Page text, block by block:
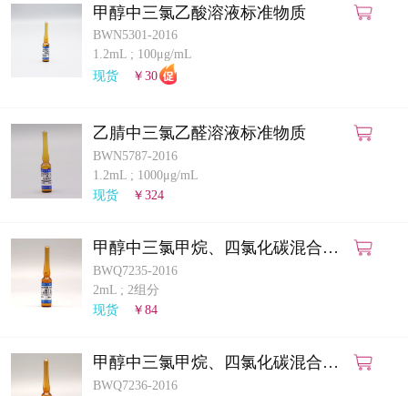
甲醇中三氯乙酸溶液标准物质
BWN5301-2016
1.2mL ; 100μg/mL
现货
￥30
乙腈中三氯乙醛溶液标准物质
BWN5787-2016
1.2mL ; 1000μg/mL
现货
￥324
甲醇中三氯甲烷、四氯化碳混合溶
液标准物质
BWQ7235-2016
2mL ; 2组分
现货
￥84
甲醇中三氯甲烷、四氯化碳混合溶
液标准物质
BWQ7236-2016